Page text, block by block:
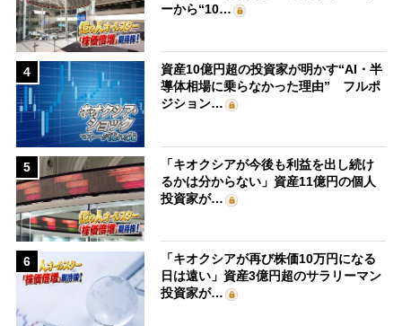
ーから“10…
4
資産10億円超の投資家が明かす“AI・半
導体相場に乗らなかった理由” フルポ
ジション…
5
「キオクシアが今後も利益を出し続け
るかは分からない」資産11億円の個人
投資家が…
6
「キオクシアが再び株価10万円になる
日は遠い」資産3億円超のサラリーマン
投資家が…